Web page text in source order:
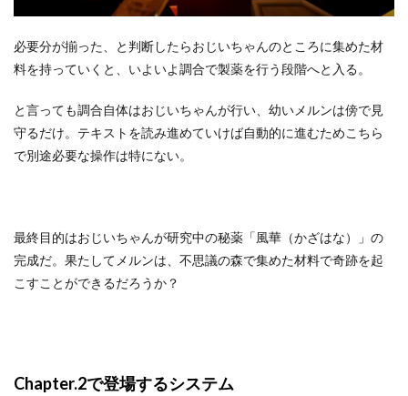
必要分が揃った、と判断したらおじいちゃんのところに集めた材
料を持っていくと、いよいよ調合で製薬を行う段階へと入る。
と言っても調合自体はおじいちゃんが行い、幼いメルンは傍で見
守るだけ。テキストを読み進めていけば自動的に進むためこちら
で別途必要な操作は特にない。
最終目的はおじいちゃんが研究中の秘薬「風華（かざはな）」の
完成だ。果たしてメルンは、不思議の森で集めた材料で奇跡を起
こすことができるだろうか？
Chapter.2で登場するシステム